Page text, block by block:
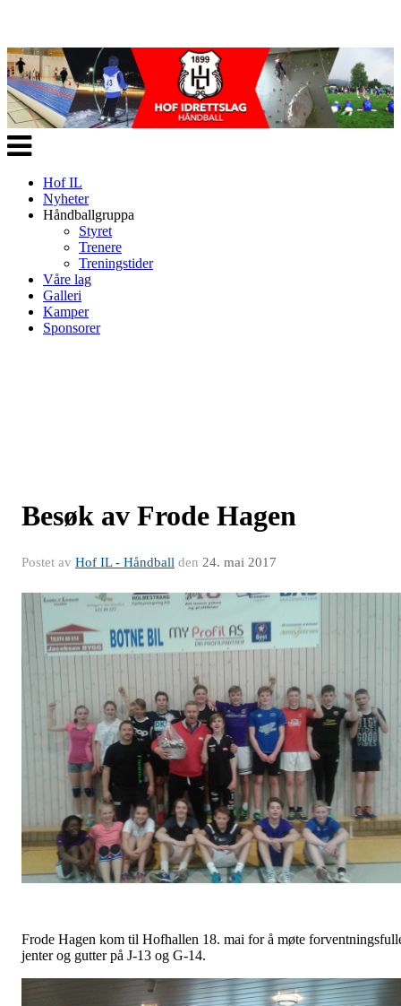
Veksle
navigasjon
Hof IL
Nyheter
Håndballgruppa
Styret
Trenere
Treningstider
Våre lag
Galleri
Kamper
Sponsorer
Besøk av Frode Hagen
Postet av Hof IL - Håndball den 24. mai 2017
Frode Hagen kom til Hofhallen 18. mai for å møte
jenter og gutter på J-13 og G-14.